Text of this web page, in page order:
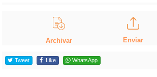
Archivar Enviar
Tweet Like WhatsApp